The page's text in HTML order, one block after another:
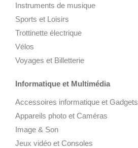
Instruments de musique
Sports et Loisirs
Trottinette électrique
Vélos
Voyages et Billetterie
Informatique et Multimédia
Accessoires informatique et Gadgets
Appareils photo et Caméras
Image & Son
Jeux vidéo et Consoles